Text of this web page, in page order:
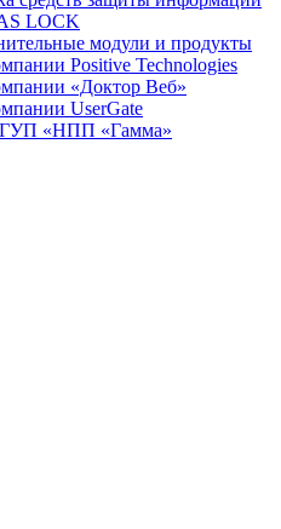
LOCK
модули и продукты
Positive Technologies
«Доктор Веб»
UserGate
«НПП «Гамма»